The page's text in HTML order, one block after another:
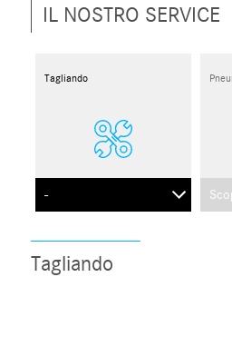
IL NOSTRO SERVICE
Tagliando